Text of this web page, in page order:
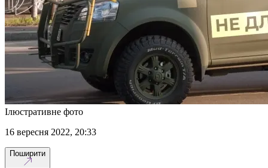
Ілюстративне фото
16 вересня 2022, 20:33
Поширити